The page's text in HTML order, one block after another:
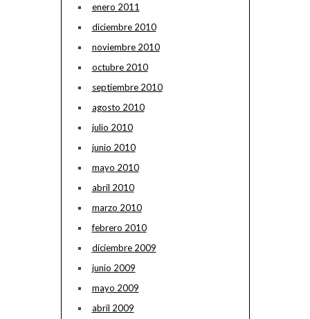
enero 2011
diciembre 2010
noviembre 2010
octubre 2010
septiembre 2010
agosto 2010
julio 2010
junio 2010
mayo 2010
abril 2010
marzo 2010
febrero 2010
diciembre 2009
junio 2009
mayo 2009
abril 2009